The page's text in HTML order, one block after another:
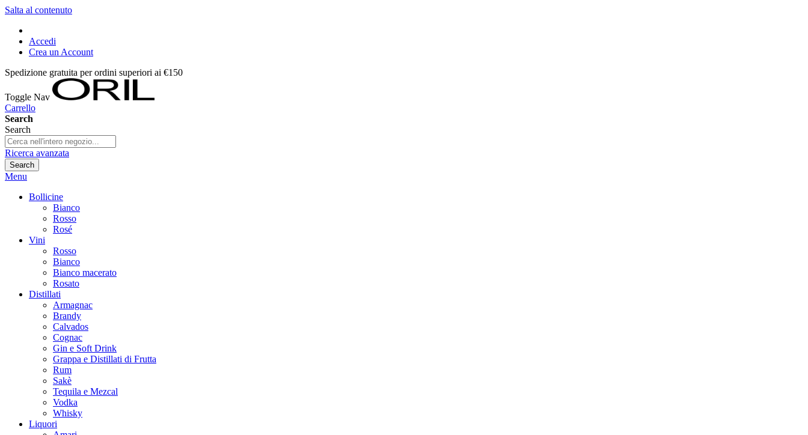
Salta al contenuto
Accedi
Crea un Account
Spedizione gratuita per ordini superiori ai €150
Toggle Nav
Carrello
Search
Search
Ricerca avanzata
Search
Menu
Bollicine
Bianco
Rosso
Rosé
Vini
Rosso
Bianco
Bianco macerato
Rosato
Distillati
Armagnac
Brandy
Calvados
Cognac
Gin e Soft Drink
Grappa e Distillati di Frutta
Rum
Sakè
Tequila e Mezcal
Vodka
Whisky
Liquori